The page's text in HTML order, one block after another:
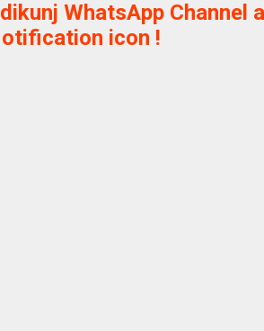
WhatsApp Channel
icon !